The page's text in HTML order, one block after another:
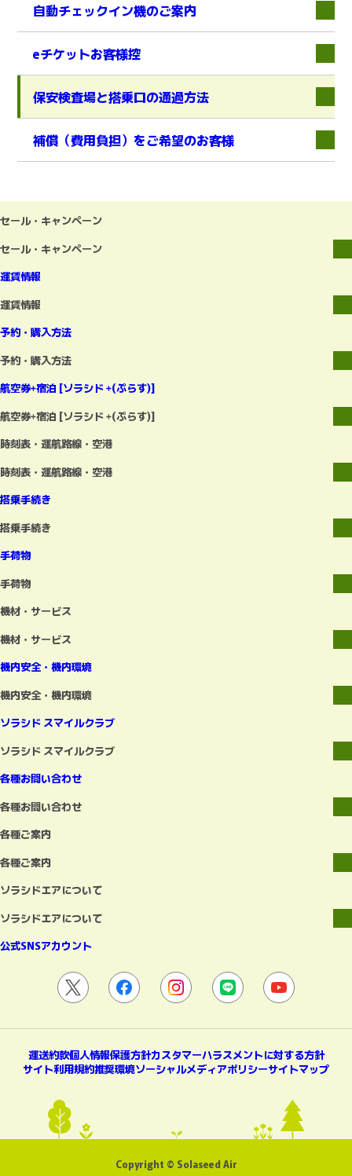
自動チェックイン機のご案内
eチケットお客様控 下層
保安検査場と搭乗口の通過方法
補償（費用負担）をご希望のお客様 下層
セール・キャンペーン
セール・キャンペーン
運賃情報
運賃情報
予約・購入方法
予約・購入方法
航空券+宿泊 [ソラシド +(ぷらす)]
航空券+宿泊 [ソラシド +(ぷらす)]
時刻表・運航路線・空港
時刻表・運航路線・空港
搭乗手続き
搭乗手続き
手荷物
手荷物
機材・サービス
機材・サービス
機内安全・機内環境
機内安全・機内環境
ソラシド スマイルクラブ
ソラシド スマイルクラブ
各種お問い合わせ
各種お問い合わせ
各種ご案内
各種ご案内
ソラシドエアについて
ソラシドエアについて
公式SNSアカウント
運送約款個人情報保護方針カスタマーハラスメントに対する方針
サイト利用規約推奨環境ソーシャルメディアポリシーサイトマップ
Copyright © Solaseed Air